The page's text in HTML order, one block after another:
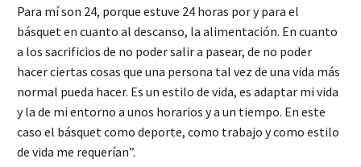
Para mí son 24, porque estuve 24 horas por y para el
básquet en cuanto al descanso, la alimentación. En cuanto
a los sacrificios de no poder salir a pasear, de no poder
hacer ciertas cosas que una persona tal vez de una vida más
normal pueda hacer. Es un estilo de vida, es adaptar mi vida
y la de mi entorno a unos horarios y a un tiempo. En este
caso el básquet como deporte, como trabajo y como estilo
de vida me requerían”.